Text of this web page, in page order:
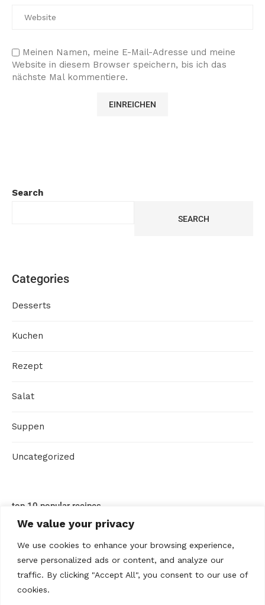
We value your privacy
We use cookies to enhance your browsing experience,
serve personalized ads or content, and analyze our
traffic. By clicking "Accept All", you consent to our use of
cookies.
Meinen Namen, meine E-Mail-Adresse und meine
Website in diesem Browser speichern, bis ich das
nächste Mal kommentiere.
Search
SEARCH
Categories
Desserts
Kuchen
Rezept
Salat
Suppen
Uncategorized
top 10 popular recipes